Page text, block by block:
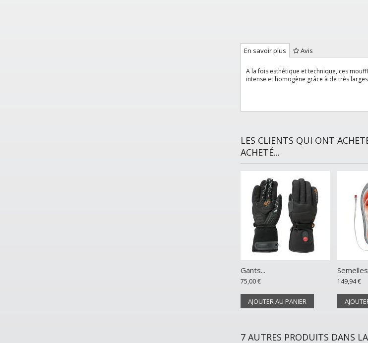
En savoir plus Avis
A la fois esthétique et technique, ces
intense et homogène grâce à de très
LES CLIENTS QUI ONT
ACHETÉ...
Gants...
75,00 €
AJOUTER AU PANIER
149,94 €
7 AUTRES PRODUITS DANS